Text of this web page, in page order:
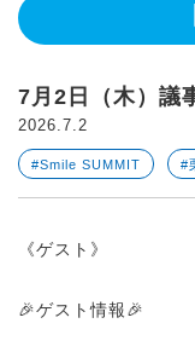
7月2日（木）議
2026.7.2
#Smile SUMMIT #
《ゲスト》
🎉ゲスト情報🎉